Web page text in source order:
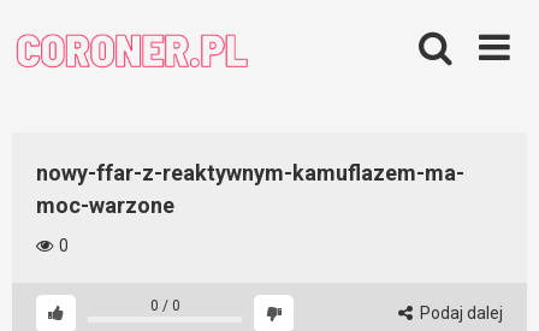
content
nowy-ffar-z-reaktywnym-kamuflazem-ma-
moc-warzone
0
0 / 0 Podaj dalej